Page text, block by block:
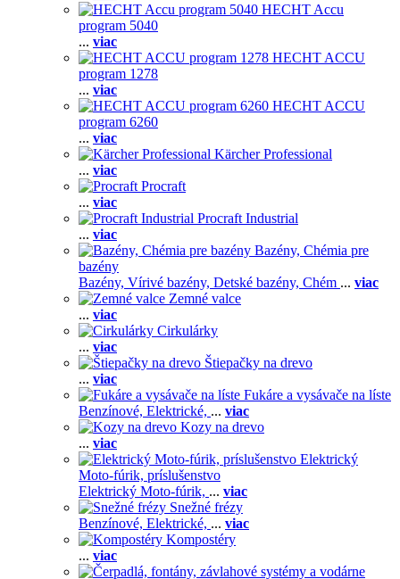
HECHT Accu
program 5040
... viac
HECHT ACCU
program 1278
... viac
HECHT ACCU
program 6260
... viac
Kärcher Professional
... viac
Procraft
... viac
Procraft Industrial
... viac
Bazény, Chémia pre
bazény
Bazény, Vírivé bazény, Detské bazény, Chém ... viac
Zemné valce
... viac
Cirkulárky
... viac
Štiepačky na drevo
... viac
Fukáre a vysávače na líste
Benzínové, Elektrické, ... viac
Kozy na drevo
... viac
Elektrický
Moto-fúrik, príslušenstvo
Elektrický Moto-fúrik, ... viac
Snežné frézy
Benzínové, Elektrické, ... viac
Kompostéry
... viac